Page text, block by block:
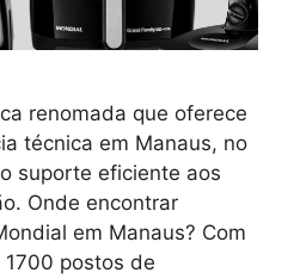
renomada que oferece
técnica em Manaus, no
suporte eficiente aos
Onde encontrar
em Manaus? Com
postos de